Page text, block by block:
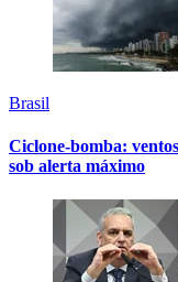
Brasil
Ciclone-bomba:
sob alerta máximo